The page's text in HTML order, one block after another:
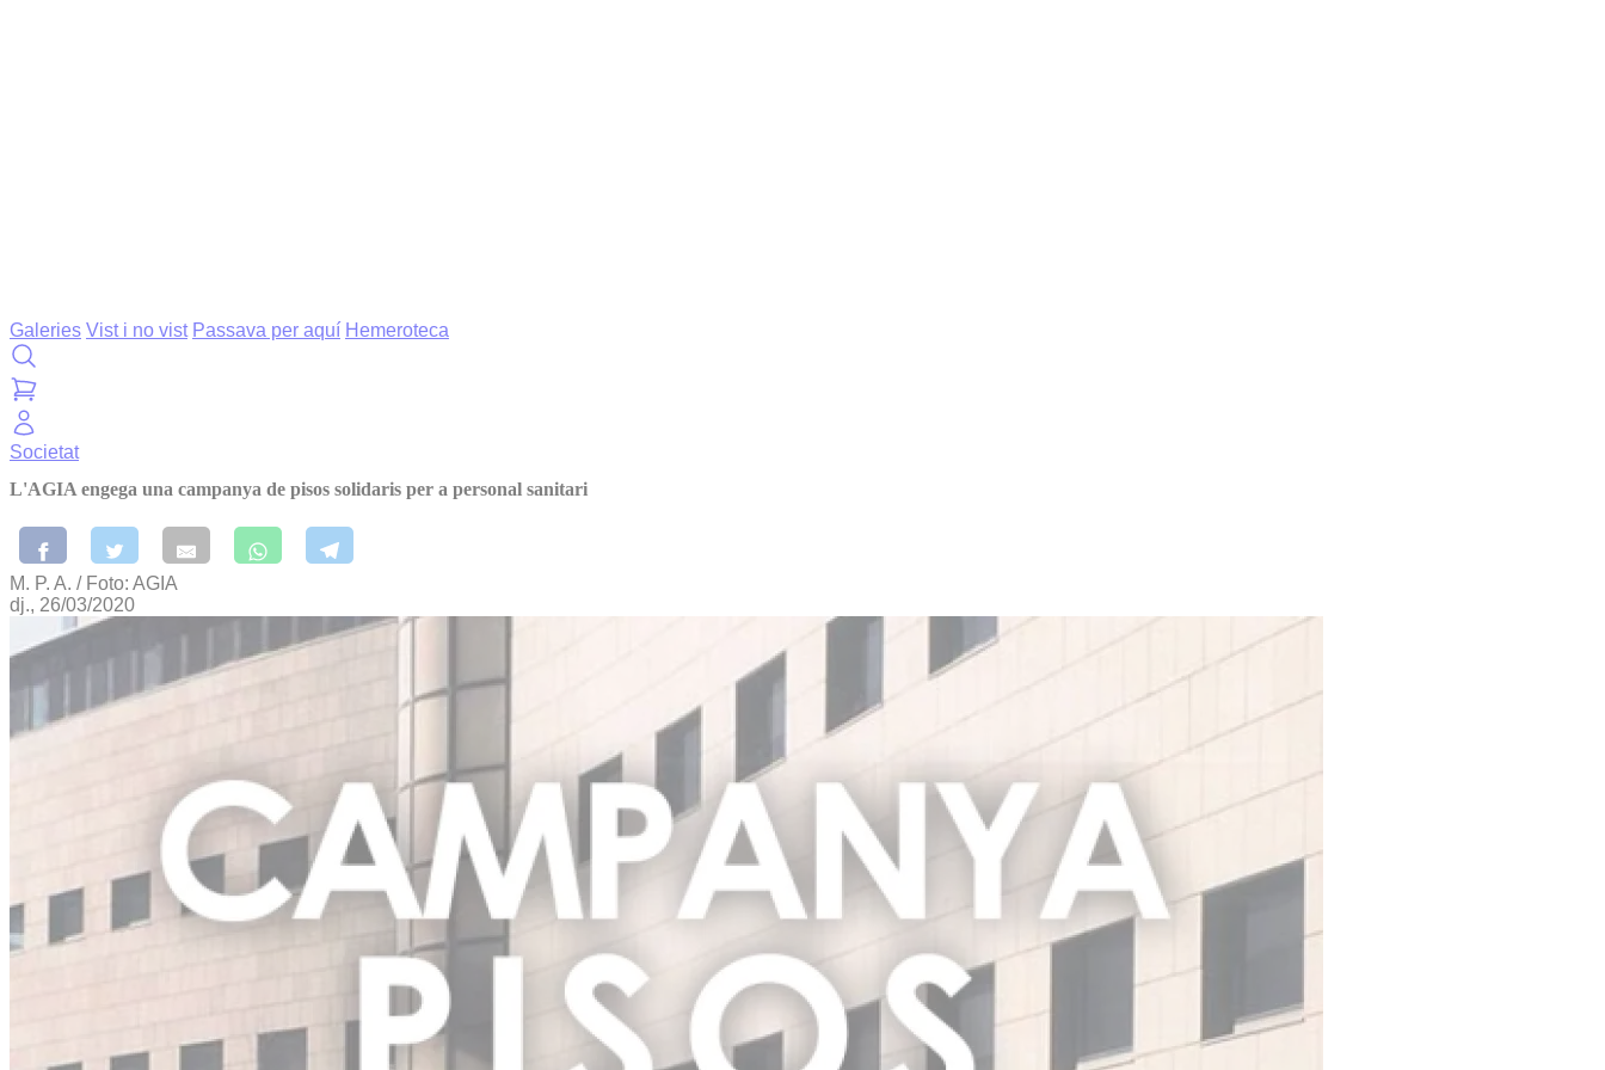
Galeries Vist i no vist Passava per aquí Hemeroteca
Societat
L'AGIA engega una campanya de pisos solidaris per a personal sanitari
M. P. A. / Foto: AGIA
dj., 26/03/2020